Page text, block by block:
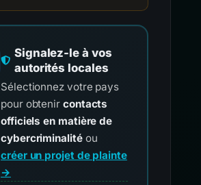
Signalez-le à vos
autorités locales
Sélectionnez votre pays
pour obtenir contacts
officiels en matière de
cybercriminalitéou
créer un projet de plainte
→